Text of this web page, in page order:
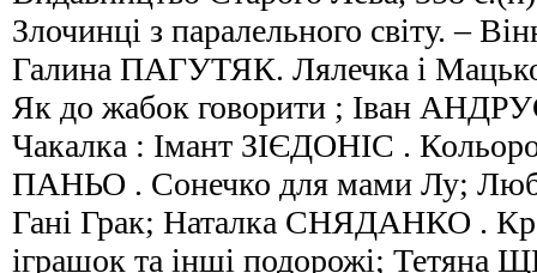
Злочинці з паралельного світу. –
Галина ПАГУТЯК. Лялечка і
Як до жабок говорити ; Іван
Чакалка : Імант ЗІЄДОНІС .
ПАНЬО . Сонечко для мами Лу;
Гані Грак; Наталка СНЯДАНКО .
іграшок та інші подорожі;